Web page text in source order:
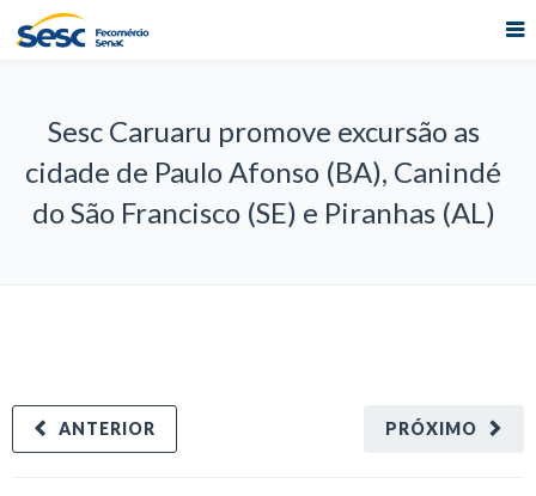
Sesc Caruaru promove excursão as
cidade de Paulo Afonso (BA), Canindé
do São Francisco (SE) e Piranhas (AL)
PRÓXIMO
ANTERIOR